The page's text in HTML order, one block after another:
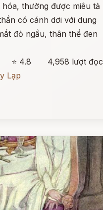
thường được miêu tả
có cánh dơi với dung
đỏ ngầu, thân thể đen
⭐ 4.8
4,958 lượt đọc
Lạp